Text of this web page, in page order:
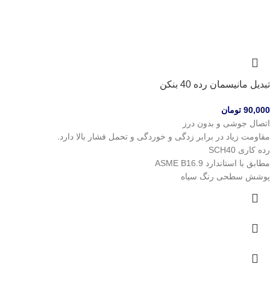
تبدیل مانیسمان رده 40 بنکن
90,000 تومان
اتصال جوشی و بدون درز
مقاومت زیاد در برابر زدگی و خوردگی و تحمل فشار بالا دارد.
رده کاری SCH40
مطابق با استاندارد ASME B16.9
پوشش سطحی رنگ سیاه